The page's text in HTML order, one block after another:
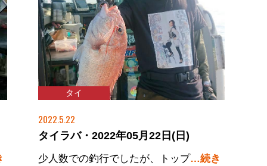
タイ
2022.5.22
タイラバ・2022年05月22日(日)
少人数での釣行でしたが、トップ…続き